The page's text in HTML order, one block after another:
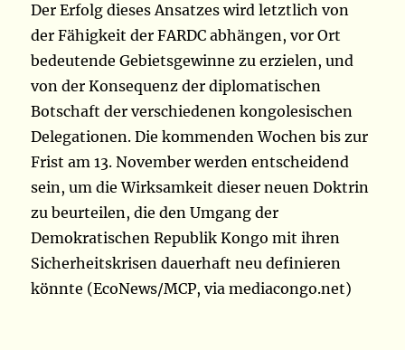
Der Erfolg dieses Ansatzes wird letztlich von
der Fähigkeit der FARDC abhängen, vor Ort
bedeutende Gebietsgewinne zu erzielen, und
von der Konsequenz der diplomatischen
Botschaft der verschiedenen kongolesischen
Delegationen. Die kommenden Wochen bis zur
Frist am 13. November werden entscheidend
sein, um die Wirksamkeit dieser neuen Doktrin
zu beurteilen, die den Umgang der
Demokratischen Republik Kongo mit ihren
Sicherheitskrisen dauerhaft neu definieren
könnte (EcoNews/MCP, via mediacongo.net)